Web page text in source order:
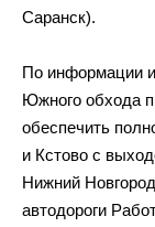
Саранск).
По информации
Южного обхода
обеспечить
и Кстово с
Нижний
автодороги